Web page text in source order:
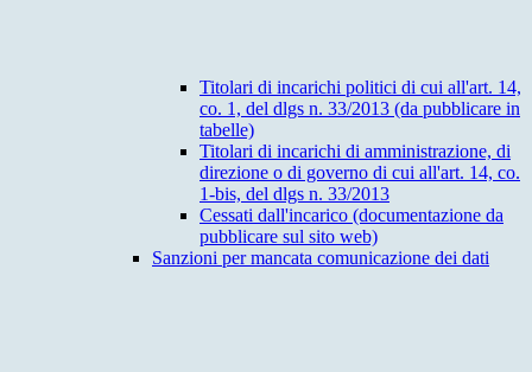
Titolari di incarichi politici di cui all'art. 14,
co. 1, del dlgs n. 33/2013 (da pubblicare in
tabelle)
Titolari di incarichi di amministrazione, di
direzione o di governo di cui all'art. 14, co.
1-bis, del dlgs n. 33/2013
Cessati dall'incarico (documentazione da
pubblicare sul sito web)
Sanzioni per mancata comunicazione dei dati